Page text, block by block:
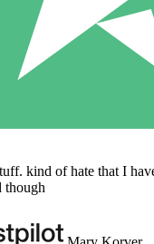
kind of hate that I
though